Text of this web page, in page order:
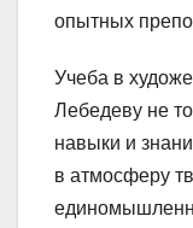
опытных
Учеба в
Лебедеву не
навыки и
в атмосферу